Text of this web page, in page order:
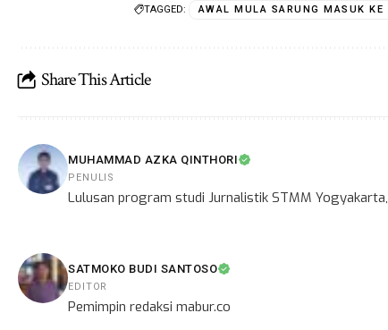
TAGGED: AWAL MULA SARUNG MASUK KE
Share This Article
MUHAMMAD AZKA QINTHORI
PENULIS
Lulusan program studi Jurnalistik STMM
SATMOKO BUDI SANTOSO
EDITOR
Pemimpin redaksi mabur.co